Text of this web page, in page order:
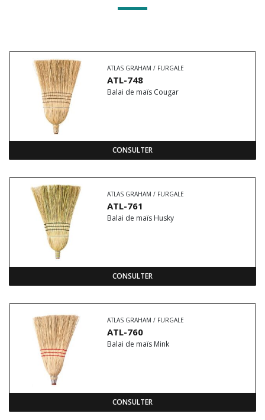
ATLAS GRAHAM / FURGALE
ATL-748
Balai de maïs Cougar
CONSULTER
ATLAS GRAHAM / FURGALE
ATL-761
Balai de maïs Husky
CONSULTER
ATLAS GRAHAM / FURGALE
ATL-760
Balai de maïs Mink
CONSULTER